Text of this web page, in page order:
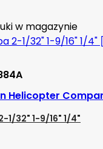
w magazynie
Helicopter
1/32" 1-9/16" 1/4"